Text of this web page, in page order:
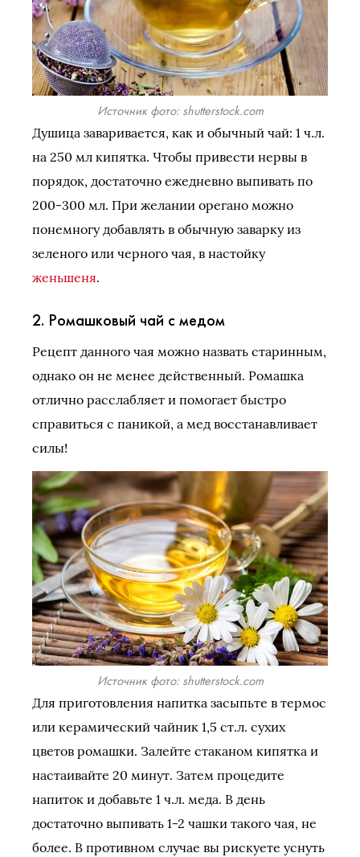
Источник фото: shutterstock.com
Душица заваривается, как и обычный чай: 1 ч.л.
на 250 мл кипятка. Чтобы привести нервы в
порядок, достаточно ежедневно выпивать по
200-300 мл. При желании орегано можно
понемногу добавлять в обычную заварку из
зеленого или черного чая, в настойку
женьшеня.
2. Ромашковый чай с медом
Рецепт данного чая можно назвать старинным,
однако он не менее действенный. Ромашка
отлично расслабляет и помогает быстро
справиться с паникой, а мед восстанавливает
силы!
Источник фото: shutterstock.com
Для приготовления напитка засыпьте в термос
или керамический чайник 1,5 ст.л. сухих
цветов ромашки. Залейте стаканом кипятка и
настаивайте 20 минут. Затем процедите
напиток и добавьте 1 ч.л. меда. В день
достаточно выпивать 1-2 чашки такого чая, не
более. В противном случае вы рискуете уснуть